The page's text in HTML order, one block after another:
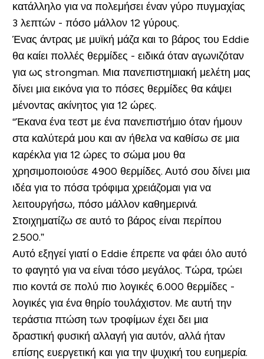
κατάλληλο για να πολεμήσει έναν γύρο πυγμαχίας
3 λεπτών - πόσο μάλλον 12 γύρους.
Ένας άντρας με μυϊκή μάζα και το βάρος του Eddie
θα καίει πολλές θερμίδες - ειδικά όταν αγωνιζόταν
για ως strongman. Μια πανεπιστημιακή μελέτη μας
δίνει μια εικόνα για το πόσες θερμίδες θα κάψει
μένοντας ακίνητος για 12 ώρες.
“Έκανα ένα τεστ με ένα πανεπιστήμιο όταν ήμουν
στα καλύτερά μου και αν ήθελα να καθίσω σε μια
καρέκλα για 12 ώρες το σώμα μου θα
χρησιμοποιούσε 4900 θερμίδες. Αυτό σου δίνει μια
ιδέα για το πόσα τρόφιμα χρειάζομαι για να
λειτουργήσω, πόσο μάλλον καθημερινά.
Στοιχηματίζω σε αυτό το βάρος είναι περίπου
2.500.”
Αυτό εξηγεί γιατί ο Eddie έπρεπε να φάει όλο αυτό
το φαγητό για να είναι τόσο μεγάλος. Τώρα, τρώει
πιο κοντά σε πολύ πιο λογικές 6.000 θερμίδες -
λογικές για ένα θηρίο τουλάχιστον. Με αυτή την
τεράστια πτώση των τροφίμων έχει δει μια
δραστική φυσική αλλαγή για αυτόν, αλλά ήταν
επίσης ευεργετική και για την ψυχική του ευημερία.